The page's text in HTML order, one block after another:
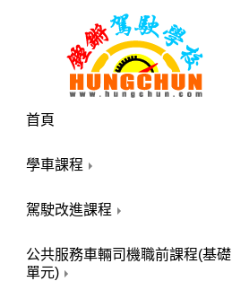
首頁
學車課程
駕駛改進課程
公共服務車輛司機職前課程(基礎
單元)